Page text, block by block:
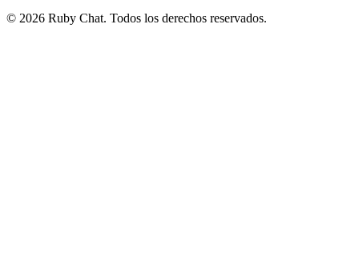
© 2026 Ruby Chat. Todos los derechos reservados.